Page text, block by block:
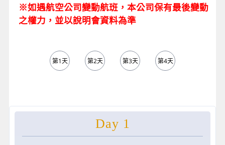
※如遇航空公司變動航班，本公司保有最後變動
之權力，並以說明會資料為準
第1天 第2天 第3天 第4天
Day 1